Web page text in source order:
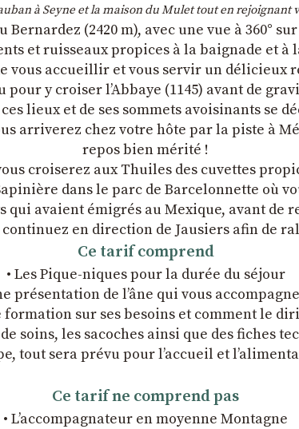
à Seyne et la maison du Mulet tout en rejoignant
(2420 m), avec une vue à 360°
et ruisseaux propices à la baignade et
vous accueillir et vous servir un délicieux
y croiser l’Abbaye (1145) avant de
lieux et de ses sommets avoisinants se
arriverez chez votre hôte par la piste à
repos bien mérité !
croiserez aux Thuiles des cuvettes
dans le parc de Barcelonnette où
qui avaient émigrés au Mexique, avant de
en direction de Jausiers afin de
Ce tarif comprend
• Les Pique-niques pour la durée du séjour
présentation de l’âne qui vous
formation sur ses besoins et comment le
soins, les sacoches ainsi que des fiches
tout sera prévu pour l’accueil et
Ce tarif ne comprend pas
• L’accompagnateur en moyenne Montagne